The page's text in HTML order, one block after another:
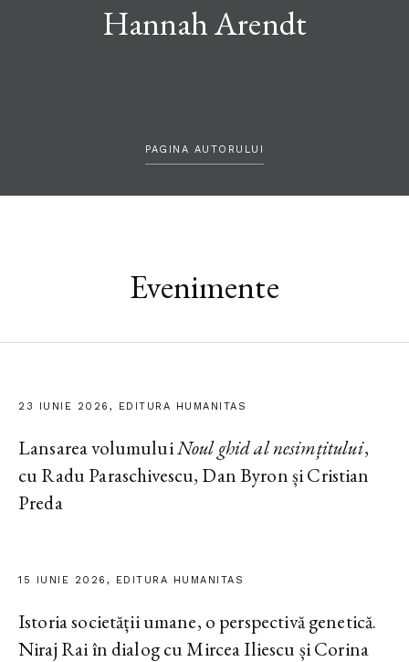
Hannah Arendt
PAGINA AUTORULUI
Evenimente
23 IUNIE 2026, EDITURA HUMANITAS
Lansarea volumuluiNoul ghid al nesimțitului,
cu Radu Paraschivescu, Dan Byron și Cristian
Preda
15 IUNIE 2026, EDITURA HUMANITAS
Istoria societății umane, o perspectivă genetică.
Niraj Rai în dialog cu Mircea Iliescu și Corina